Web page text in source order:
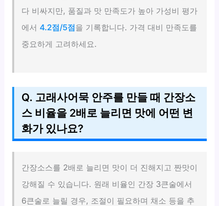
다 비싸지만, 품질과 맛 만족도가 높아 가성비 평가
에서4.2점/5점을 기록합니다. 가격 대비 만족도를
중요하게 고려하세요.
Q. 고래사어묵 안주를 만들 때 간장소
스 비율을 2배로 늘리면 맛에 어떤 변
화가 있나요?
간장소스를 2배로 늘리면 맛이 더 진해지고 짠맛이
강해질 수 있습니다. 원래 비율인 간장 3큰술에서
6큰술로 늘릴 경우, 조절이 필요하며 채소 등을 추